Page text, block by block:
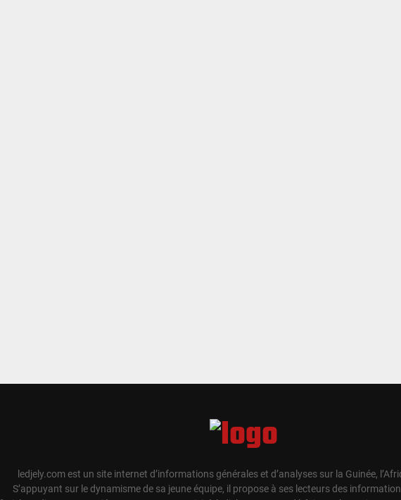
ledjely.com est un site internet d’informations générales et d’analyses sur la Guinée,
S’appuyant sur le dynamisme de sa jeune équipe, il propose à ses lecteurs des